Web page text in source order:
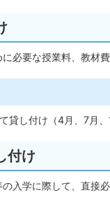
必要な授業料、教材
貸し付け（4月、7月、
付け
入学に際して、直接